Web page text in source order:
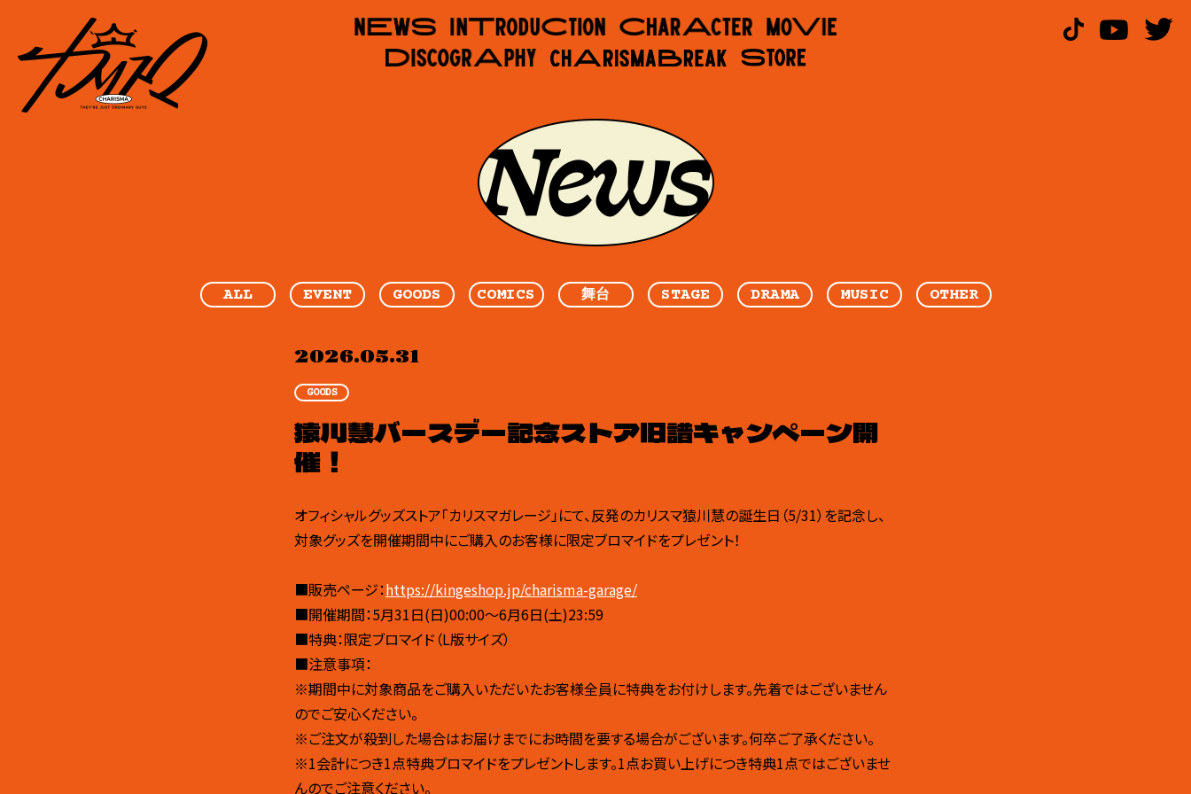
ALL EVENT GOODS COMICS 舞台 STAGE DRAMA MUSIC OTHER
2026.05.31
GOODS
猿川慧バースデー記念ストア旧譜キャンペーン開
催！
オフィシャルグッズストア「カリスマガレージ」にて、反発のカリスマ猿川慧の誕生日（5/31）を記念し、
対象グッズを開催期間中にご購入のお客様に限定ブロマイドをプレゼント！
■販売ページ：https://kingeshop.jp/charisma-garage/
■開催期間：5月31日(日)00:00～6月6日(土)23:59
■特典：限定ブロマイド（L版サイズ）
■注意事項：
※期間中に対象商品をご購入いただいたお客様全員に特典をお付けします。先着ではございません
のでご安心ください。
※ご注文が殺到した場合はお届けまでにお時間を要する場合がございます。何卒ご了承ください。
※1会計につき1点特典ブロマイドをプレゼントします。1点お買い上げにつき特典1点ではございませ
んのでご注意ください。